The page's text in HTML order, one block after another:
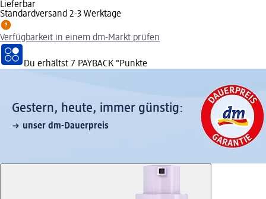
Lieferbar
Standardversand 2-3 Werktage
Verfügbarkeit in einem dm-Markt prüfen
Du erhältst 7 PAYBACK °Punkte
Gestern, heute, immer günstig:
unser dm-Dauerpreis